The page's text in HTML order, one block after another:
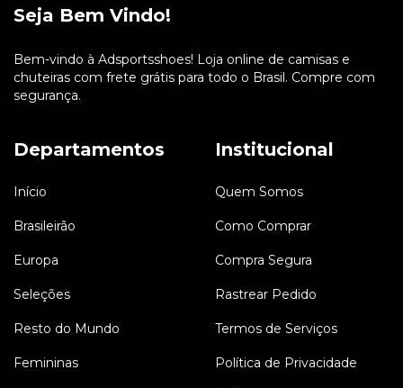
Seja Bem Vindo!
Bem-vindo à Adsportsshoes! Loja online de camisas e
chuteiras com frete grátis para todo o Brasil. Compre com
segurança.
Departamentos
Início
Brasileirão
Europa
Seleções
Resto do Mundo
Femininas
Institucional
Quem Somos
Como Comprar
Compra Segura
Rastrear Pedido
Termos de Serviços
Política de Privacidade